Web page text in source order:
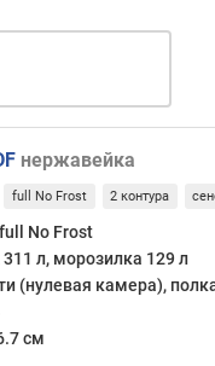
нержавейка
full No Frost 2 контура
No Frost
л, морозилка 129 л
(нулевая камера),
см